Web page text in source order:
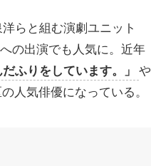
らと組む演劇ユニット
の出演でも人気に。近年
ふりをしています。」
や
人気俳優になっている。